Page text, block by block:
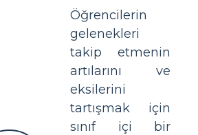
Öğrencilerin
gelenekleri
takip etmenin
artılarını ve
eksilerini
tartışmak için
sınıf içi bir